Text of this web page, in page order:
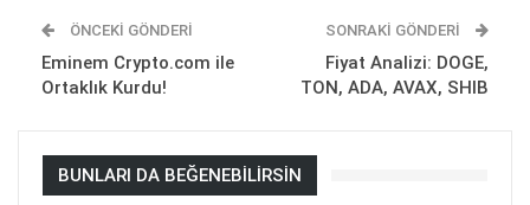
ÖNCEKI GÖNDERI
Eminem Crypto.com ile
Ortaklık Kurdu!
SONRAKI GÖNDERI
Fiyat Analizi: DOGE,
TON, ADA, AVAX, SHIB
BUNLARI DA BEĞENEBILIRSIN